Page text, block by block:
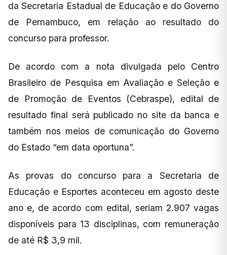
da Secretaria Estadual de Educação e do Governo
de Pernambuco, em relação ao resultado do
concurso para professor.
De acordo com a nota divulgada pelo Centro
Brasileiro de Pesquisa em Avaliação e Seleção e
de Promoção de Eventos (Cebraspe), edital de
resultado final será publicado no site da banca e
também nos meios de comunicação do Governo
do Estado “em data oportuna”.
As provas do concurso para a Secretaria de
Educação e Esportes aconteceu em agosto deste
ano e, de acordo com edital, seriam 2.907 vagas
disponíveis para 13 disciplinas, com remuneração
de até R$ 3,9 mil.